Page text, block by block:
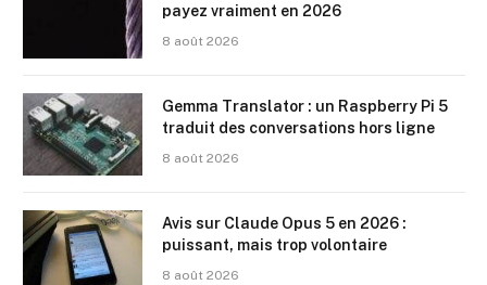
payez vraiment en 2026
8 août 2026
Gemma Translator : un Raspberry Pi 5
traduit des conversations hors ligne
8 août 2026
Avis sur Claude Opus 5 en 2026 :
puissant, mais trop volontaire
8 août 2026